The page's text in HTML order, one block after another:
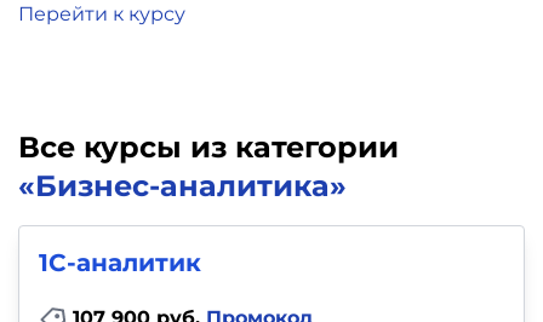
Перейти к курсу
Все курсы из категории
«Бизнес-аналитика»
1С-аналитик